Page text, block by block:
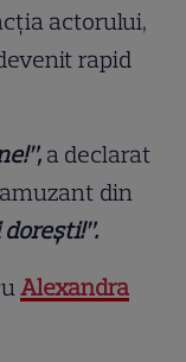
actorului,
rapid
a declarat
din
Alexandra